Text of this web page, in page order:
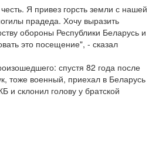
Я привез горсть земли с нашей
прадеда. Хочу выразить
обороны Республики Беларусь и
это посещение", - сказал
спустя 82 года после
тоже военный, приехал в Беларусь
и склонил голову у братской